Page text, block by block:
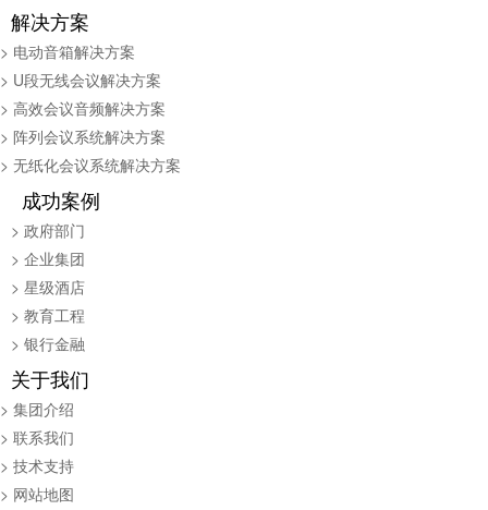
解决方案
> 电动音箱解决方案
> U段无线会议解决方案
> 高效会议音频解决方案
> 阵列会议系统解决方案
> 无纸化会议系统解决方案
成功案例
> 政府部门
> 企业集团
> 星级酒店
> 教育工程
> 银行金融
关于我们
> 集团介绍
> 联系我们
> 技术支持
> 网站地图